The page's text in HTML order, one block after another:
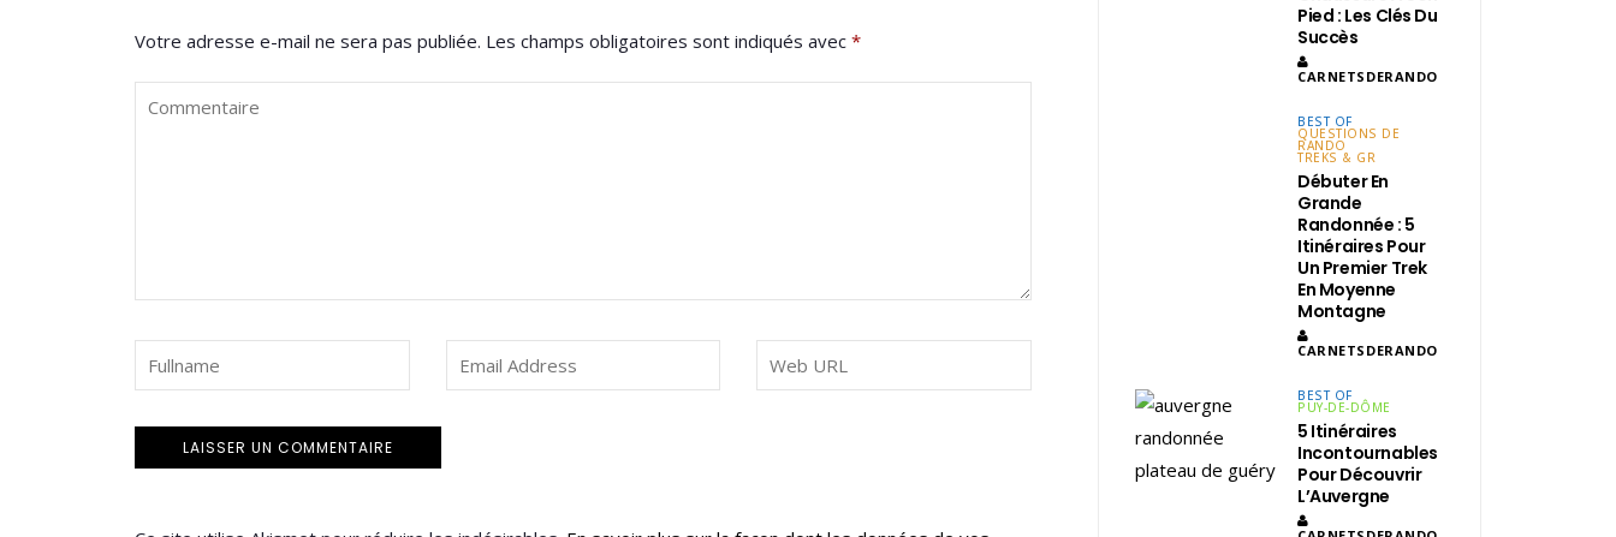
Votre adresse e-mail ne sera pas publiée. Les champs obligatoires sont indiqués avec *
Pied : Les Clés Du
Succès
CARNETSDERANDO
BEST OF
QUESTIONS DE
RANDO
TREKS & GR
Débuter En
Grande
Randonnée : 5
Itinéraires Pour
Un Premier Trek
En Moyenne
Montagne
CARNETSDERANDO
BEST OF
PUY-DE-DÔME
5 Itinéraires
Incontournables
Pour Découvrir
L’Auvergne